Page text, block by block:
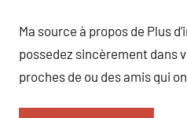
Ma source à propos de Plus
possedez sincèrement dans
proches de ou des amis qui